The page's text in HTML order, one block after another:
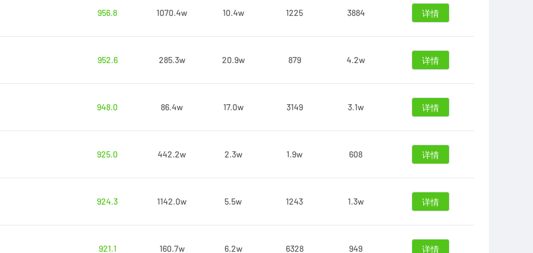
956.8
1070.4w 10.4w 1225 3884 详情
952.6
285.3w 20.9w 879 4.2w 详情
948.0
86.4w 17.0w 3149 3.1w 详情
925.0
442.2w 2.3w 1.9w 608 详情
924.3
1142.0w 5.5w 1243 1.3w 详情
921.1
160.7w 6.2w 6328 949 详情